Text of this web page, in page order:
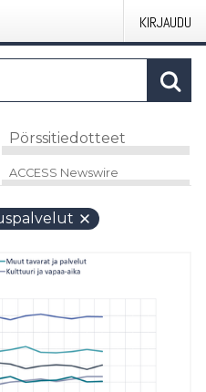
KIRJAUDU
Pörssitiedotteet
ACCESS Newswire